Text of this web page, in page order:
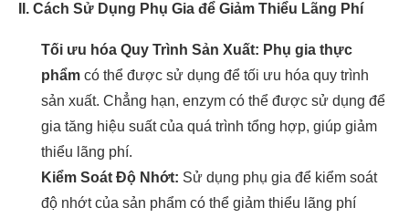
II. Cách Sử Dụng Phụ Gia để Giảm Thiểu Lãng Phí
Tối ưu hóa Quy Trình Sản Xuất: Phụ gia thực
phẩm có thể được sử dụng để tối ưu hóa quy trình
sản xuất. Chẳng hạn, enzym có thể được sử dụng để
gia tăng hiệu suất của quá trình tổng hợp, giúp giảm
thiểu lãng phí.
Kiểm Soát Độ Nhớt: Sử dụng phụ gia để kiểm soát
độ nhớt của sản phẩm có thể giảm thiểu lãng phí